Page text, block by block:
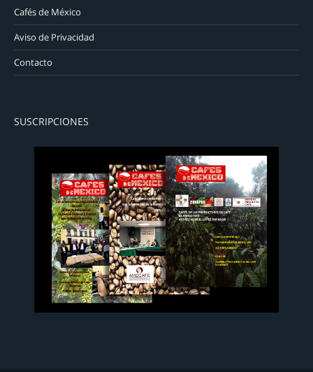
Cafés de México
Aviso de Privacidad
Contacto
SUSCRIPCIONES